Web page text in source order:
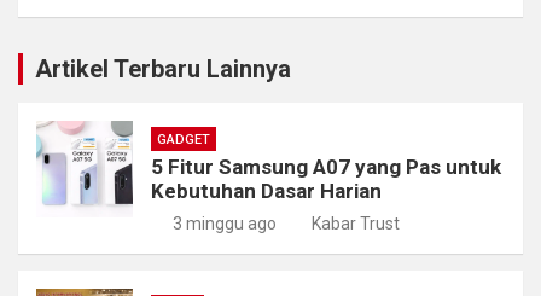
Artikel Terbaru Lainnya
GADGET
5 Fitur Samsung A07 yang Pas untuk
Kebutuhan Dasar Harian
3 minggu ago Kabar Trust